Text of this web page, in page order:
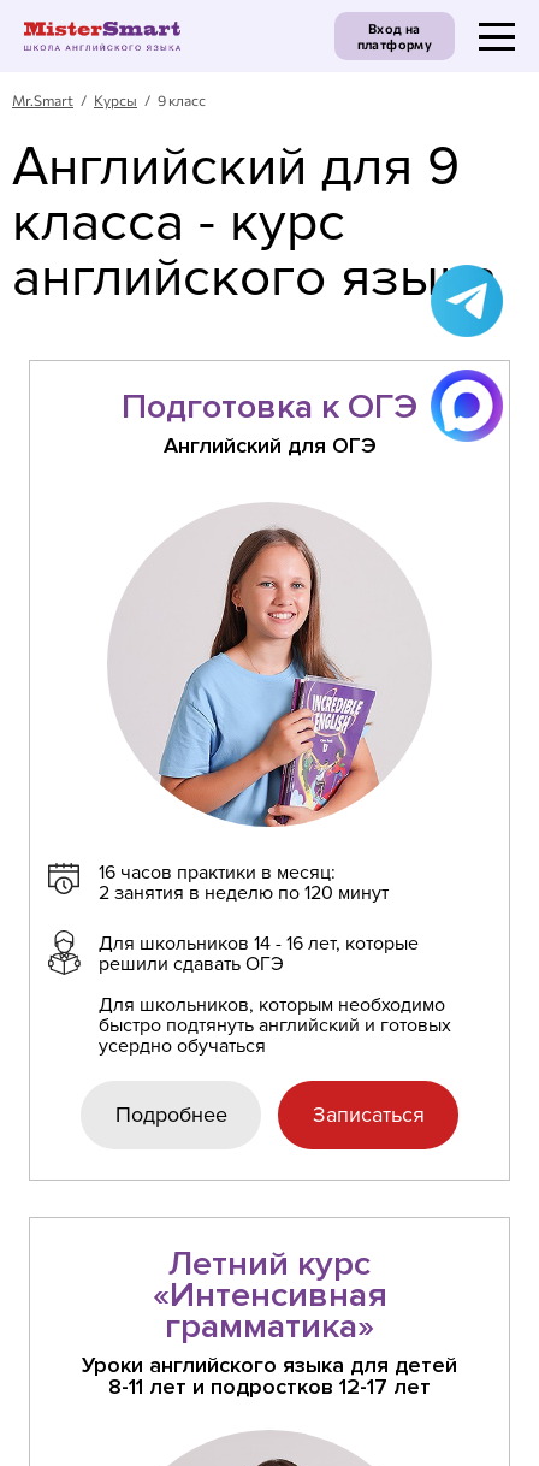
Вход на
платформу
Английский для 9
класса - курс
английского языка
Mr.Smart / Курсы / 9 класс
Подготовка к ОГЭ
Английский для ОГЭ
16 часов практики в месяц:
2 занятия в неделю по 120 минут
Для школьников 14 - 16 лет, которые
решили сдавать ОГЭ
Для школьников, которым необходимо
быстро подтянуть английский и готовых
усердно обучаться
Подробнее Записаться
Летний курс
«Интенсивная
грамматика»
Уроки английского языка для детей
8-11 лет и подростков 12-17 лет